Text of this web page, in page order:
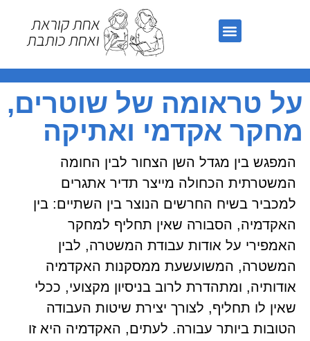
טראומה של שוטרים,
אקדמי ואתיקה
המפגש בין מגדל השן הצחור לבין החומה
המשטרתית הכחולה מייצר תדיר אתגרים
למכביר בשיח החרשים הנוצר בין השתיים: בין
האקדמיה, הסבורה שאין תחליף למחקר
האמפירי על אודות עבודת המשטרה, לבין
המשטרה, המשועשעת ממסקנות האקדמיה
אודותיה, ומתהדרת לרוב בניסיון מקצועי, ככלי
שאין לו תחליף, לצורך יצירת שיטות העבודה